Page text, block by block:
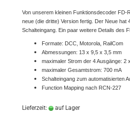
Von unserem kleinen Funktionsdecoder FD-
neue (die dritte) Version fertig. Der Neue hat
Schalteingang. Ein paar weitere Details des
Formate: DCC, Motorola, RailCom
Abmessungen: 13 x 9,5 x 3,5 mm
maximaler Strom der 4 Ausgänge: 2
maximaler Gesamtstrom: 700 mA
Schalteingang zum automatisierten
Function Mapping nach RCN-227
Lieferzeit: auf Lager